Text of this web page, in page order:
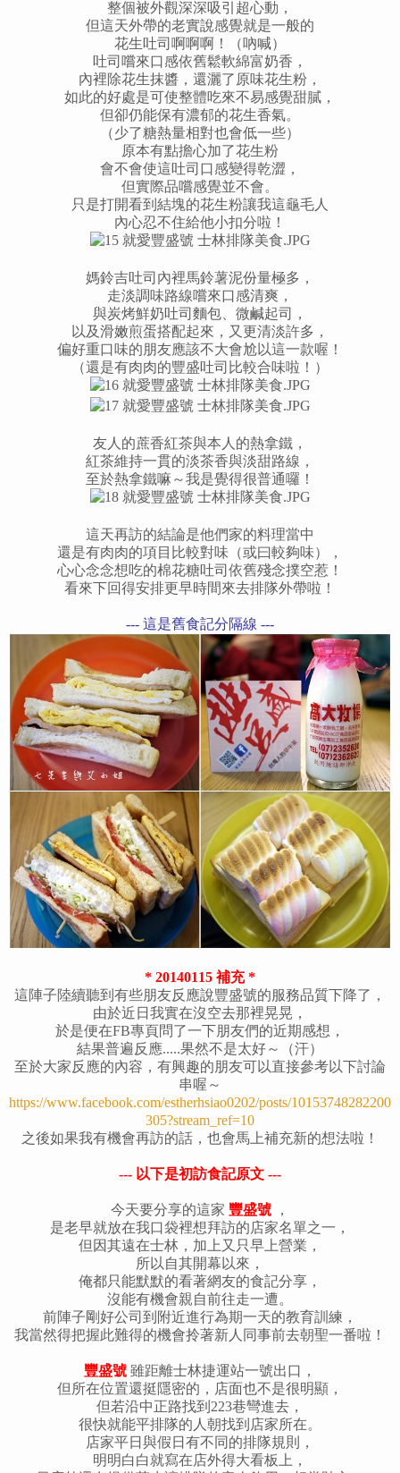
整個被外觀深深吸引超心動，
但這天外帶的老實說感覺就是一般的
花生吐司啊啊啊！（吶喊）
吐司嚐來口感依舊鬆軟綿富奶香，
內裡除花生抹醬，還灑了原味花生粉，
如此的好處是可使整體吃來不易感覺甜膩，
但卻仍能保有濃郁的花生香氣。
（少了糖熱量相對也會低一些）
原本有點擔心加了花生粉
會不會使這吐司 口感變得乾澀，
但實際品嚐感覺並不會。
只是打開看到結塊的花生粉讓我這龜毛人
內心忍不住給他小扣分啦！
媽鈴吉吐司內裡馬鈴薯泥份量極多，
走淡調味路線嚐來口感清爽，
與炭烤鮮奶吐司麵包、微鹹起司，
以及滑嫩煎蛋搭配起來，又更清淡許多，
偏好重口味的朋友應該不大會尬以這一款喔！
（還是有肉肉的豐盛吐司比較合味啦！）
友人的蔗香紅茶與本人的熱拿鐵，
紅茶維持一貫的淡茶香與淡甜路線，
至於熱拿鐵嘛～我是覺得很普通囉！
這天再訪的結論是他們家的料理當中
還是有肉肉的項目比較對味（或曰較夠味），
心心念念想吃的棉花糖吐司依舊殘念撲空惹！
看來下回得安排更早時間來去排隊外帶啦！
--- 這是舊食記分隔線 ---
* 20140115 補充 *
這陣子陸續聽到有些朋友反應說豐盛號的服務品質下降了，
由於近日我實在沒空去那裡晃晃，
於是便在FB專頁問了一下朋友們的近期感想，
結果普遍反應.....果然不是太好～（汗）
至於大家反應的內容，有興趣的朋友可以直接參考以下討論
串喔～
https://www.facebook.com/estherhsiao0202/posts/10153748282200
305?stream_ref=10
之後如果我有機會再訪的話，也會馬上補充新的想法啦！
--- 以下是初訪食記原文 ---
今天要分享的這家 豐盛號 ，
是老早就放在我口袋裡想拜訪的店家名單之一，
但因其遠在士林，加上又只早上營業，
所以自其開幕以來，
俺都只能默默的看著網友的食記分享，
沒能有機會親自前往走一遭。
前陣子剛好公司到附近進行為期一天的教育訓練，
我當然得把握此難得的機會拎著新人同事前去朝聖一番啦！
豐盛號 雖距離士林捷運站一號出口，
但所在位置還挺隱密的，店面也不是很明顯，
但若沿中正路找到223巷彎進去，
很快就能平排隊的人朝找到店家所在。
店家平日與假日有不同的排隊規則，
明明白白就寫在店外得大看板上，